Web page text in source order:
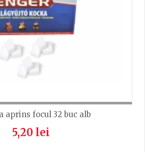
aprins focul 32 buc alb
5,20 lei